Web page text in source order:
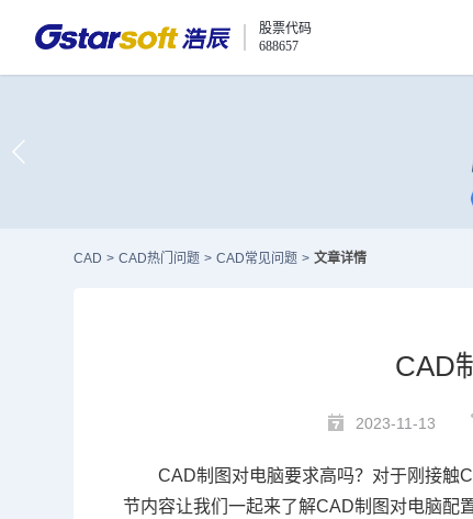
股票代码
688657
CAD > CAD热门问题 > CAD常见问题 > 文章详情
CAD
2023-11-13
CAD制图对电脑要求高吗？对于刚接触
节内容让我们一起来了解CAD制图对电脑配